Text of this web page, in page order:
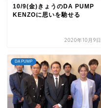
10/9(金)きょうのDA PUMP
KENZOに思いを馳せる
2020年10月9日
DA PUMP